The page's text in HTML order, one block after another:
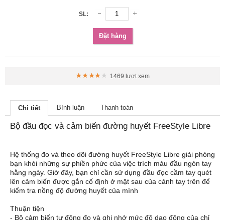
SL:
Đặt hàng
1469 lượt xem
Chi tiết Bình luận Thanh toán
Bộ đầu đọc và cảm biến đường huyết FreeStyle Libre
Hệ thống đo và theo dõi đường huyết FreeStyle Libre giải phóng
bạn khỏi những sự phiền phức của việc trích máu đầu ngón tay
hằng ngày. Giờ đây, bạn chỉ cần sử dụng đầu đọc cầm tay quét
lên cảm biến được gắn cố định ở mặt sau của cánh tay trên để
kiểm tra nồng độ đường huyết của mình
Thuận tiện
- Bộ cảm biến tự động đo và ghi nhớ mức độ dao động của chỉ